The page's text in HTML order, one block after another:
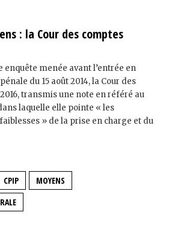
: la Cour des comptes
enquête menée avant l’entrée en
du 15 août 2014, la Cour des
transmis une note en référé au
laquelle elle pointe « les
» de la prise en charge et du
CPIP
MOYENS